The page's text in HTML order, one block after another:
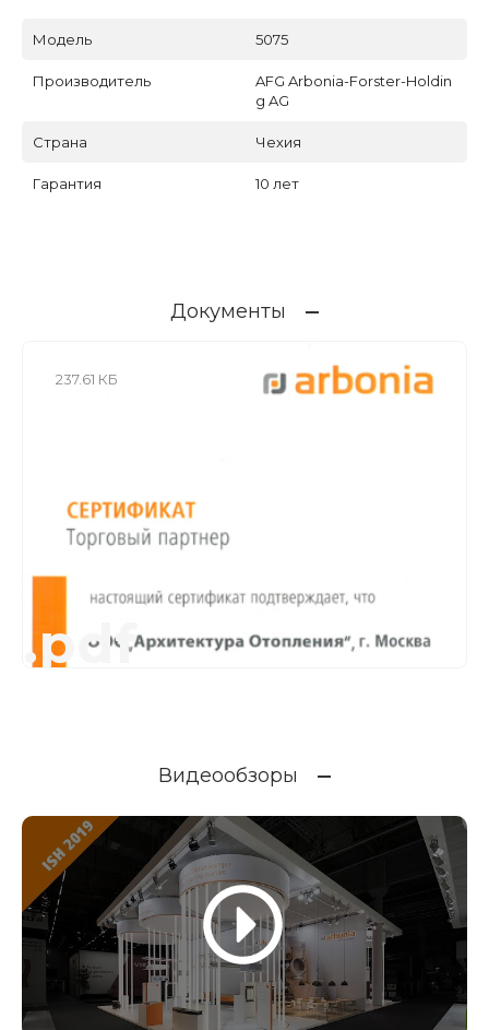
Модель 5075
Производитель
AFG Arbonia-Forster-Holdin
g AG
Страна Чехия
Гарантия 10 лет
Документы
237.61 КБ
.pdf
Видеообзоры